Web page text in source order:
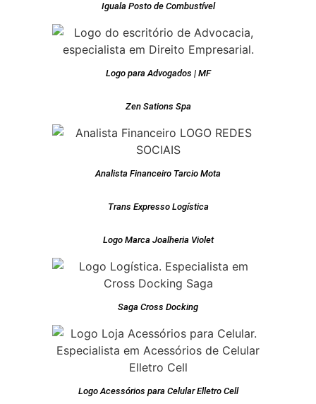
Iguala Posto de Combustível
Logo para Advogados | MF
Zen Sations Spa
Analista Financeiro Tarcio Mota
Trans Expresso Logística
Logo Marca Joalheria Violet
Saga Cross Docking
Logo Acessórios para Celular Elletro Cell